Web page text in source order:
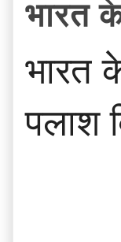
भारत
भारत
पलाश